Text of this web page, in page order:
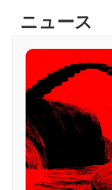
LUKSOは、フ
やクリエイタ
ペリエンスを
を構築できる
（SDK）やア
（API）など、
強力なツール
性提供者など
ズムを通じて関
ロセスに貢献し
アイデンティ
ステムを育成
ニュース